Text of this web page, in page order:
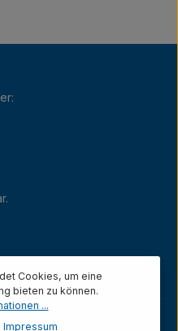
.
Cookies, um eine
bieten zu können.
...
Impressum